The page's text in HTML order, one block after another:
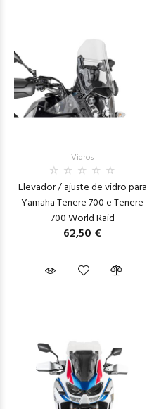
Vidros
Elevador / ajuste de vidro para
Yamaha Tenere 700 e Tenere
700 World Raid
62,50 €